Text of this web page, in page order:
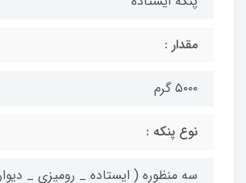
مقدار :
۵۰۰۰ گرم
نوع پنکه :
سه منظوره ( ایستاده _ رومیزی _